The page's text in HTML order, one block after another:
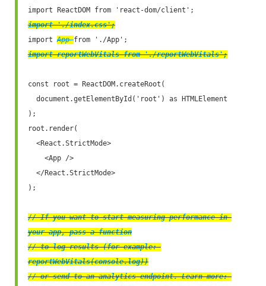
import './index.css';
import App
import reportWebVitals from './reportWebVitals';
const root = ReactDOM.createRoot(
);
root.render(
);
// If you want to start measuring performance in
your app, pass a function
// to log results (for example:
reportWebVitals(console.log))
// or send to an analytics endpoint. Learn more: